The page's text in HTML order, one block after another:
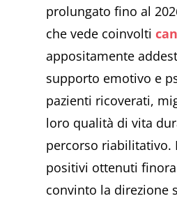
prolungato fino al
che vede coinvolti
appositamente
supporto emotivo e
pazienti ricoverati,
loro qualità di vita
percorso riabilitativo.
positivi ottenuti
convinto la direzione